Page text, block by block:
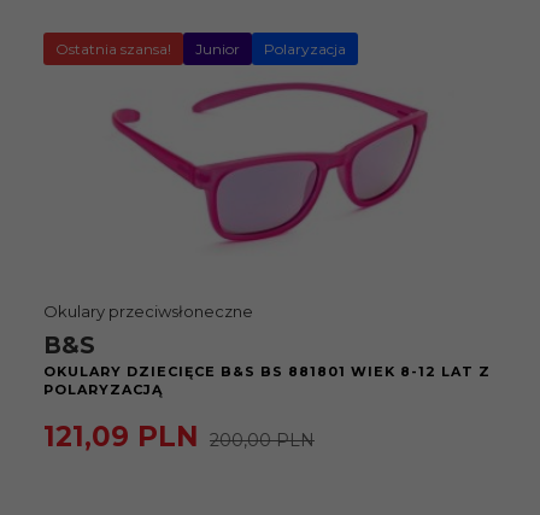
Ostatnia szansa! Junior Polaryzacja
Okulary przeciwsłoneczne
B&S
OKULARY DZIECIĘCE B&S BS 881801 WIEK 8-12 LAT Z
POLARYZACJĄ
121,09 PLN 200,00 PLN